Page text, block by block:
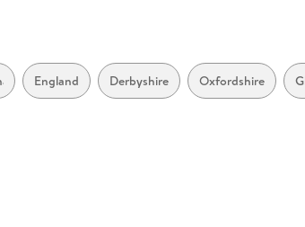
England Derbyshire Oxfordshire